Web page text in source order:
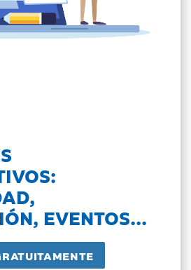
EVENTOS...